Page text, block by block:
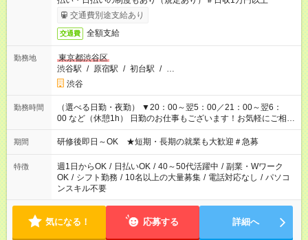
交通費別途支給あり
交通費 全額支給
勤務地
東京都渋谷区
渋谷駅 / 原宿駅 / 初台駅 / …
渋谷
勤務時間
（選べる日勤・夜勤） ▼20：00～翌5：00／21：00～翌6：
00 など（休憩1h） 日勤のお仕事もございます！お気軽にご相談
ください！
期間 研修後即日～OK ★短期・長期の就業も大歓迎＃急募
特徴 週1日からOK / 日払いOK / 40～50代活躍中 / 副業・Wワーク
OK / シフト勤務 / 10名以上の大量募集 / 電話対応なし / パソコ
ンスキル不要
気になる！ 応募する 詳細へ